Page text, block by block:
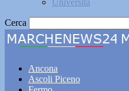
Università
Cerca
Ancona
Ascoli Piceno